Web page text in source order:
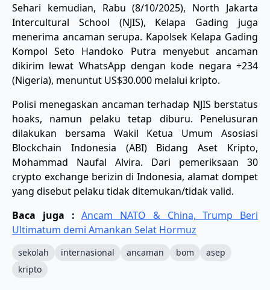
Sehari kemudian, Rabu (8/10/2025), North Jakarta
Intercultural School (NJIS), Kelapa Gading juga
menerima ancaman serupa. Kapolsek Kelapa Gading
Kompol Seto Handoko Putra menyebut ancaman
dikirim lewat WhatsApp dengan kode negara +234
(Nigeria), menuntut US$30.000 melalui kripto.
Polisi menegaskan ancaman terhadap NJIS berstatus
hoaks, namun pelaku tetap diburu. Penelusuran
dilakukan bersama Wakil Ketua Umum Asosiasi
Blockchain Indonesia (ABI) Bidang Aset Kripto,
Mohammad Naufal Alvira. Dari pemeriksaan 30
crypto exchange berizin di Indonesia, alamat dompet
yang disebut pelaku tidak ditemukan/tidak valid.
Baca juga :Ancam NATO & China, Trump Beri
Ultimatum demi Amankan Selat Hormuz
sekolah internasional ancaman bom
asep
kripto